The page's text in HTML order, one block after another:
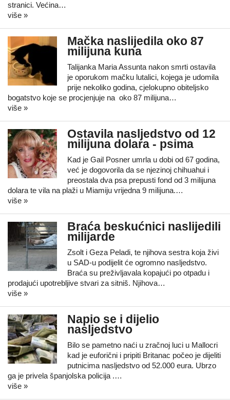
stranici. Većina…
više »
Mačka naslijedila oko 87
milijuna kuna
Talijanka Maria Assunta nakon smrti ostavila
je oporukom mačku lutalici, kojega je udomila
prije nekoliko godina, cjelokupno obiteljsko
bogatstvo koje se procjenjuje na oko 87 milijuna…
više »
Ostavila nasljedstvo od 12
milijuna dolara - psima
Kad je Gail Posner umrla u dobi od 67 godina,
već je dogovorila da se njezinoj chihuahui i
preostala dva psa prepusti fond od 3 milijuna
dolara te vila na plaži u Miamiju vrijedna 9 milijuna.…
više »
Braća beskućnici naslijedili
milijarde
Zsolt i Geza Peladi, te njihova sestra koja živi
u SAD-u podijelit će ogromno nasljedstvo.
Braća su preživljavala kopajući po otpadu i
prodajući upotrebljive stvari za sitniš. Njihova…
više »
Napio se i dijelio
nasljedstvo
Bilo se pametno naći u zračnoj luci u Mallocri
kad je euforični i pripiti Britanac počeo je dijeliti
putnicima nasljedstvo od 52.000 eura. Ubrzo
ga je privela španjolska policija .…
više »